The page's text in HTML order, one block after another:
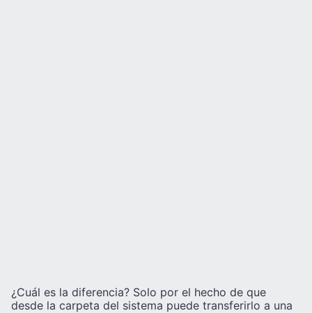
¿Cuál es la diferencia? Solo por el hecho de que
desde la carpeta del sistema puede transferirlo a una